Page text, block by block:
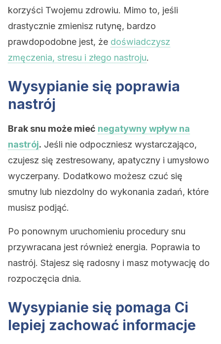
korzyści Twojemu zdrowiu. Mimo to, jeśli
drastycznie zmienisz rutynę, bardzo
prawdopodobne jest, że doświadczysz
zmęczenia, stresu i złego nastroju.
Wysypianie się poprawia
nastrój
Brak snu może mieć negatywny wpływ na
nastrój. Jeśli nie odpoczniesz wystarczająco,
czujesz się zestresowany, apatyczny i umysłowo
wyczerpany. Dodatkowo możesz czuć się
smutny lub niezdolny do wykonania zadań, które
musisz podjąć.
Po ponownym uruchomieniu procedury snu
przywracana jest również energia. Poprawia to
nastrój. Stajesz się radosny i masz motywację do
rozpoczęcia dnia.
Wysypianie się pomaga Ci
lepiej zachować informacje